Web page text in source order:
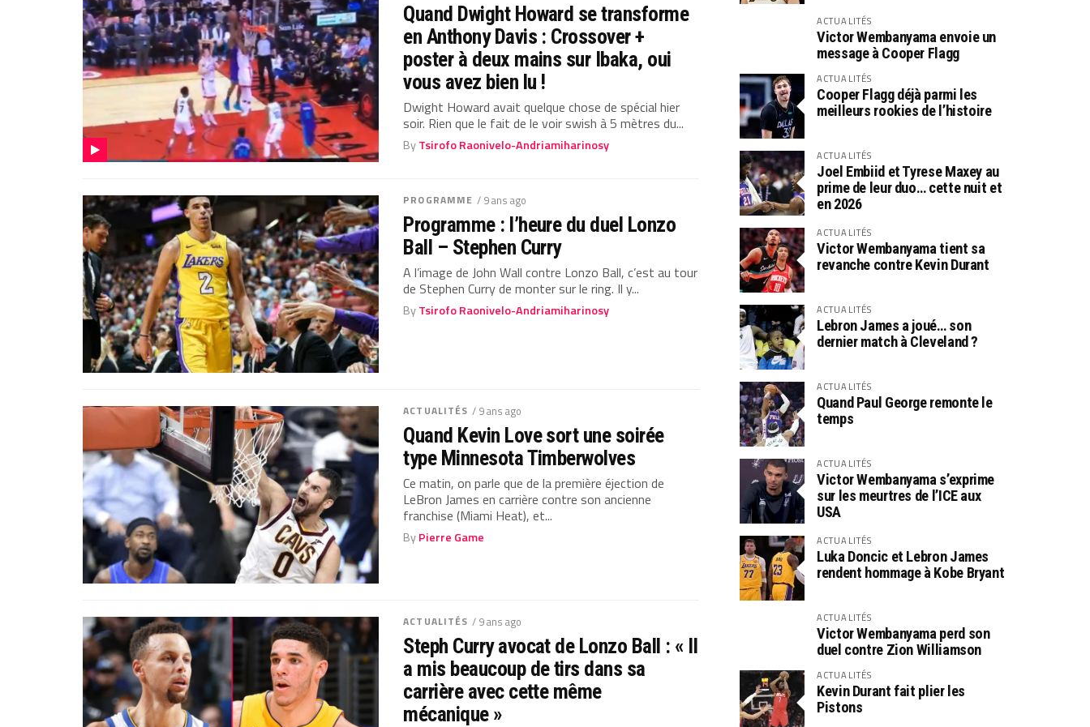
Quand Dwight Howard se transforme
en Anthony Davis : Crossover +
poster à deux mains sur Ibaka, oui
vous avez bien lu !
Dwight Howard avait quelque chose de spécial hier
soir. Rien que le fait de le voir swish à 5 mètres du...
ByTsirofo Raonivelo-Andriamiharinosy
PROGRAMME / 9 ans ago
Programme : l’heure du duel Lonzo
Ball – Stephen Curry
A l’image de John Wall contre Lonzo Ball, c’est au tour
de Stephen Curry de monter sur le ring. Il y...
ByTsirofo Raonivelo-Andriamiharinosy
ACTUALITÉS / 9 ans ago
Quand Kevin Love sort une soirée
type Minnesota Timberwolves
Ce matin, on parle que de la première éjection de
LeBron James en carrière contre son ancienne
franchise (Miami Heat), et...
ByPierre Game
ACTUALITÉS / 9 ans ago
Steph Curry avocat de Lonzo Ball : « Il
a mis beaucoup de tirs dans sa
carrière avec cette même
mécanique »
ACTUALITÉS
Victor Wembanyama envoie un
message à Cooper Flagg
ACTUALITÉS
Cooper Flagg déjà parmi les
meilleurs rookies de l’histoire
ACTUALITÉS
Joel Embiid et Tyrese Maxey au
prime de leur duo… cette nuit et
en 2026
ACTUALITÉS
Victor Wembanyama tient sa
revanche contre Kevin Durant
ACTUALITÉS
Lebron James a joué… son
dernier match à Cleveland ?
ACTUALITÉS
Quand Paul George remonte le
temps
ACTUALITÉS
Victor Wembanyama s’exprime
sur les meurtres de l’ICE aux
USA
ACTUALITÉS
Luka Doncic et Lebron James
rendent hommage à Kobe Bryant
ACTUALITÉS
Victor Wembanyama perd son
duel contre Zion Williamson
ACTUALITÉS
Kevin Durant fait plier les
Pistons